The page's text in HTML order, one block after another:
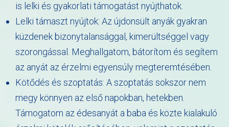
is lelki és gyakorlati támogatást nyújthatok.
Lelki támaszt nyújtok: Az újdonsült anyák gyakran
küzdenek bizonytalansággal, kimerültséggel vagy
szorongással. Meghallgatom, bátorítom és segítem
az anyát az érzelmi egyensúly megteremtésében.
Kötődés és szoptatás: A szoptatás sokszor nem
megy könnyen az első napokban, hetekben.
Támogatom az édesanyát a baba és közte kialakuló